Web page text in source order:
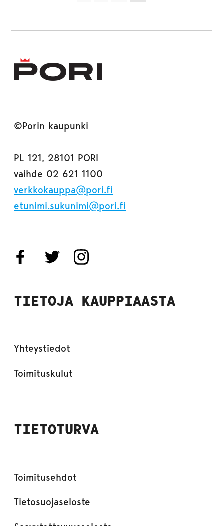
©Porin kaupunki
PL 121, 28101 PORI
vaihde 02 621 1100
verkkokauppa@pori.fi
etunimi.sukunimi@pori.fi
TIETOJA KAUPPIAASTA
Yhteystiedot
Toimituskulut
TIETOTURVA
Toimitusehdot
Tietosuojaseloste